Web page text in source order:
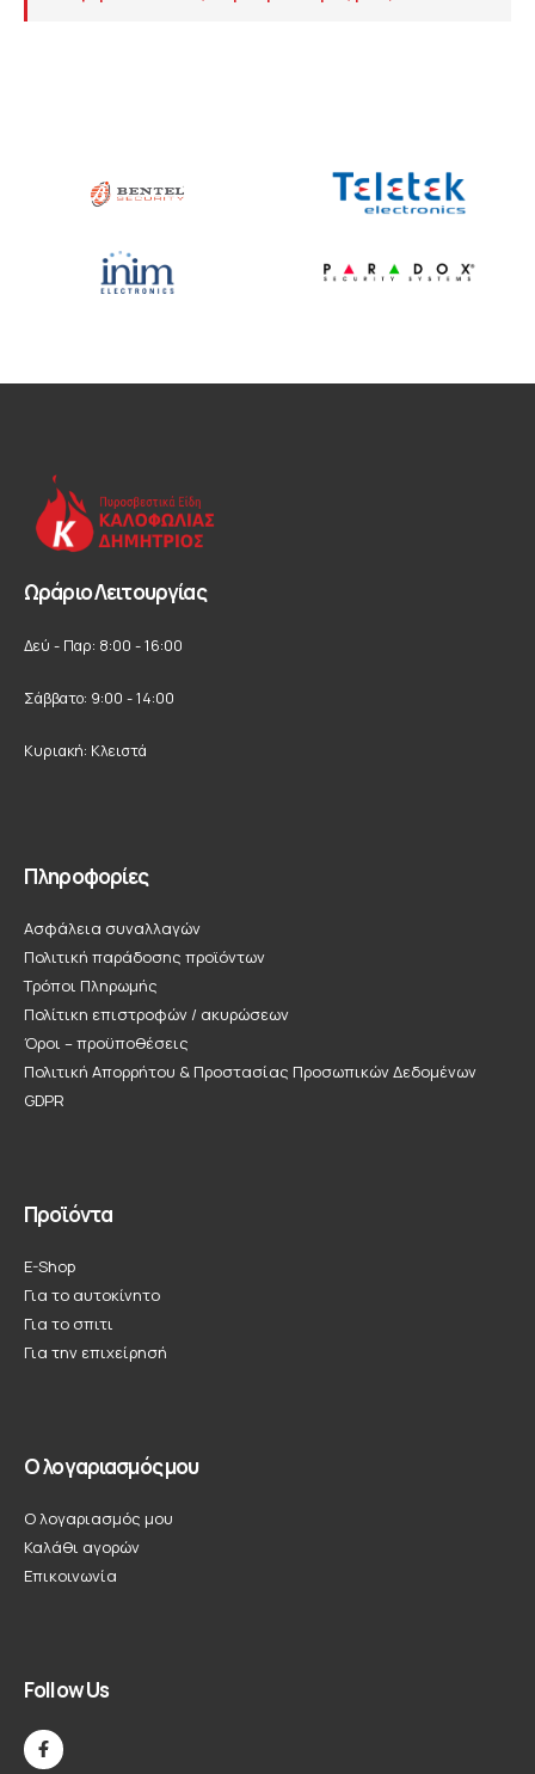
Ωράριο Λειτουργίας
Δεύ - Παρ: 8:00 - 16:00
Σάββατο: 9:00 - 14:00
Κυριακή: Κλειστά
Πληροφορίες
Ασφάλεια συναλλαγών
Πολιτική παράδοσης προϊόντων
Τρόποι Πληρωμής
Πολίτικη επιστροφών / ακυρώσεων
Όροι – προϋποθέσεις
Πολιτική Απορρήτου & Προστασίας Προσωπικών Δεδομένων
GDPR
Προϊόντα
E-Shop
Για το αυτοκίνητο
Για το σπιτι
Για την επιχείρησή
Ο λογαριασμός μου
Ο λογαριασμός μου
Καλάθι αγορών
Επικοινωνία
Follow Us